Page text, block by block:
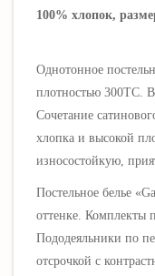
100% хлопок,
Однотонное
плотностью 300ТС.
Сочетание
хлопка и высокой
износостойкую,
Постельное белье «
оттенке. Комплекты
Пододеяльники по
отсрочкой с